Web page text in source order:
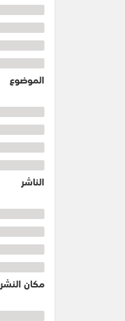
الموضوع
الناشر
مكان النشر